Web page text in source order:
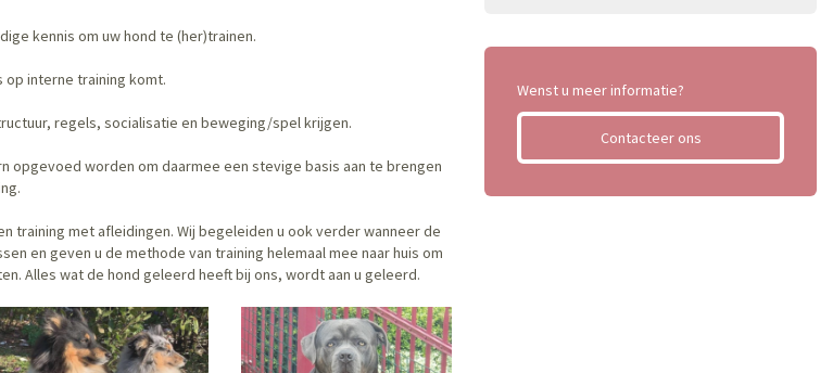
kennis om uw hond te (her)trainen.
op interne training komt.
regels, socialisatie en beweging/spel krijgen.
opgevoed worden om daarmee een stevige basis aan te brengen
training met afleidingen. Wij begeleiden u ook verder wanneer de
en geven u de methode van training helemaal mee naar huis om
Alles wat de hond geleerd heeft bij ons, wordt aan u geleerd.
Wenst u meer informatie?
Contacteer ons